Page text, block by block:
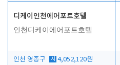
디케이인천에어포트호텔
인천디케이에어포트호텔
인천 영종구 시 4,052,120원